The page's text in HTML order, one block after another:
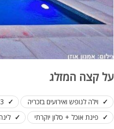
על קצה המזלג
וילה לנופש ואירועים בזכריה 3 חדרי שינה מאובזרים
פינת אוכל + סלון יוקרתי
לינה